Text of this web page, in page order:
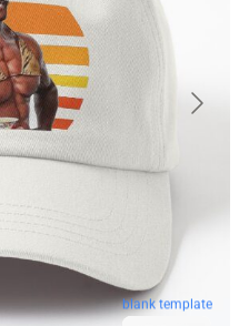
blank template